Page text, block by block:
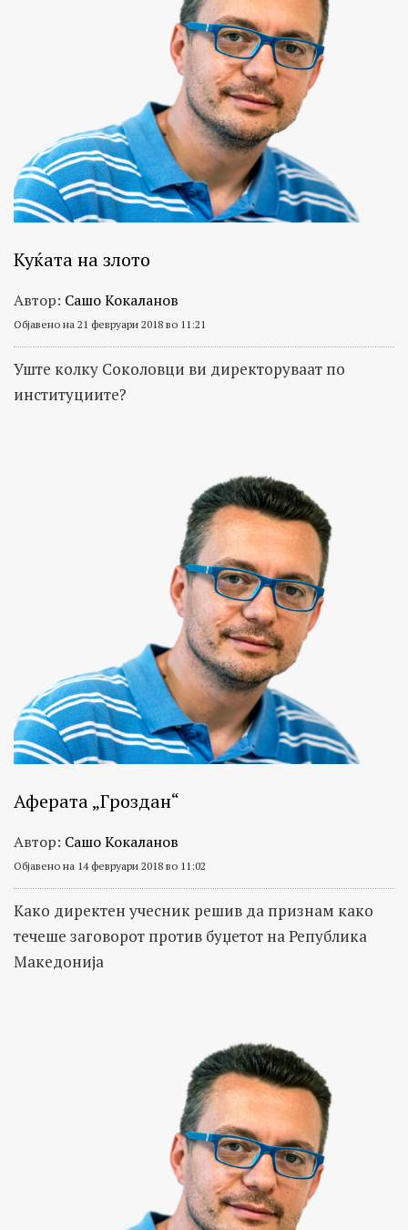
Куќата на злото
Автор: Сашо Кокаланов
Објавено на 21 февруари 2018 во 11:21
Уште колку Соколовци ви директоруваат по
институциите?
Аферата „Гроздан“
Автор: Сашо Кокаланов
Објавено на 14 февруари 2018 во 11:02
Како директен учесник решив да признам како
течеше заговорот против буџетот на Република
Македонија